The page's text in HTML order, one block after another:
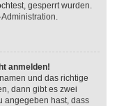
gesperrt wurden.
anmelden!
und das richtige
dann gibt es zwei
angegeben hast, dass